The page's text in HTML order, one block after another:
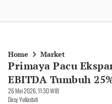
Home Market
Primaya Pacu
EBITDA Tumbuh
26 Mei 2026, 11:30 WIB
Desy Yuliastuti